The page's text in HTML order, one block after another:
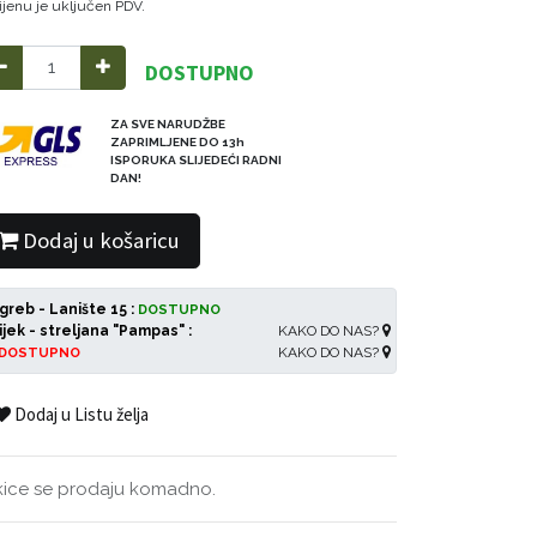
je uključen PDV.
DOSTUPNO
ZA SVE NARUDŽBE
ZAPRIMLJENE DO 13h
ISPORUKA SLIJEDEĆI RADNI
DAN!
Dodaj u košaricu
- Lanište 15 : DOSTUPNO
KAKO DO NAS?
- streljana "Pampas" :
KAKO DO NAS?
Dodaj u Listu želja
se prodaju komadno.